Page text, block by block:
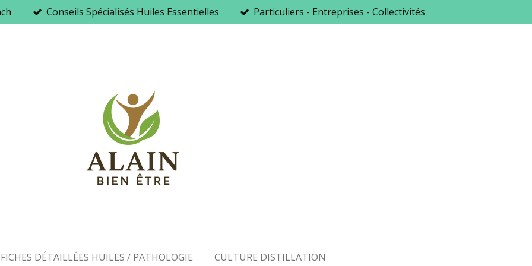
Conseils Spécialisés Huiles Essentielles Particuliers - Entreprises - Collectivités
FICHES DÉTAILLÉES HUILES / PATHOLOGIE
CULTURE DISTILLATION